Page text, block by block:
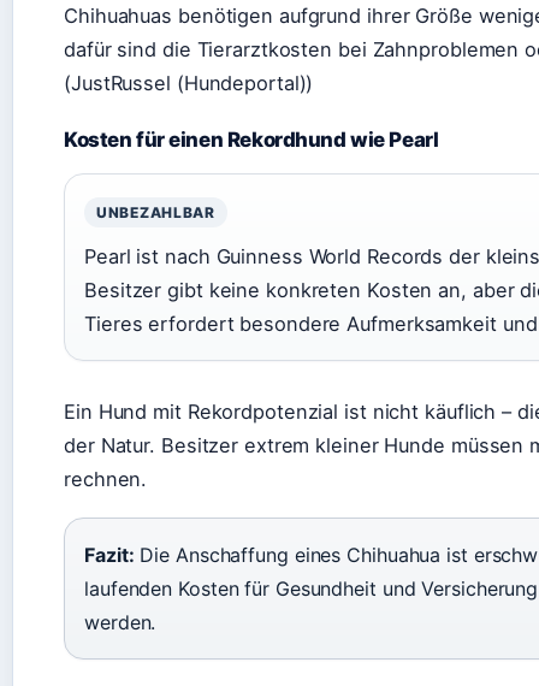
Chihuahuas benötigen aufgrund ihrer Größe
dafür sind die Tierarztkosten bei Zahnproblemen
(JustRussel (Hundeportal))
Kosten für einen Rekordhund wie Pearl
UNBEZAHLBAR
Pearl ist nach Guinness World Records der
Besitzer gibt keine konkreten Kosten an, aber
Tieres erfordert besondere Aufmerksamkeit
Ein Hund mit Rekordpotenzial ist nicht käuflich –
der Natur. Besitzer extrem kleiner Hunde müssen
rechnen.
Fazit: Die Anschaffung eines Chihuahua ist
laufenden Kosten für Gesundheit und
werden.